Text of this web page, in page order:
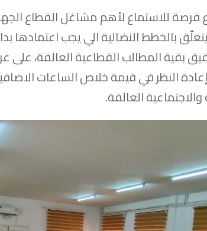
فرصة للاستماع لأهم مشاغل القطاع
بالخطط النضالية الي يجب اعتمادها
2027 لتحقيق بقية المطالب القطاعية العالقة،
وإعادة النظر في قيمة خلاص الساعات
العالقة.